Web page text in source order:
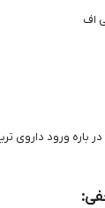
اف
باره ورود داروی